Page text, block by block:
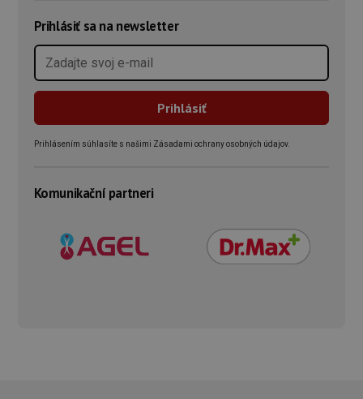
Prihlásiť sa na newsletter
Prihlásením súhlasíte s našimi Zásadami ochrany osobných údajov.
Komunikační partneri